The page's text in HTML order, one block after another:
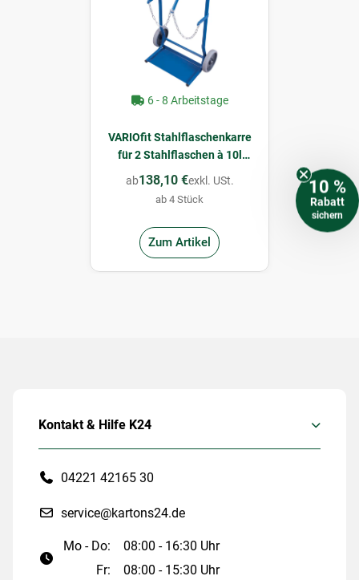
6 - 8 Arbeitstage
VARIOfit Stahlflaschenkarre
für 2 Stahlflaschen à 10l
Inhalt (VG)
ab138,10 €exkl. USt.
ab 4 Stück
Zum Artikel
Kontakt & Hilfe K24
04221 42165 30
service@kartons24.de
Mo - Do:
08:00 - 16:30 Uhr
Fr:
08:00 - 15:30 Uhr
10 %
Rabatt
sichern